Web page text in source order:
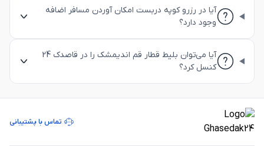
آیا در رزرو کوپه دربست امکان آوردن مسافر اضافه
وجود دارد؟
آیا می‌توان بلیط قطار قم اندیمشک را در قاصدک 24
کنسل کرد؟
تماس با پشتیبانی